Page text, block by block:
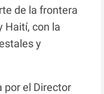
de la frontera
Haití, con la
y
por el Director